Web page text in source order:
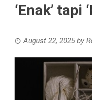
‘Enak’ tapi
August 22, 2025by